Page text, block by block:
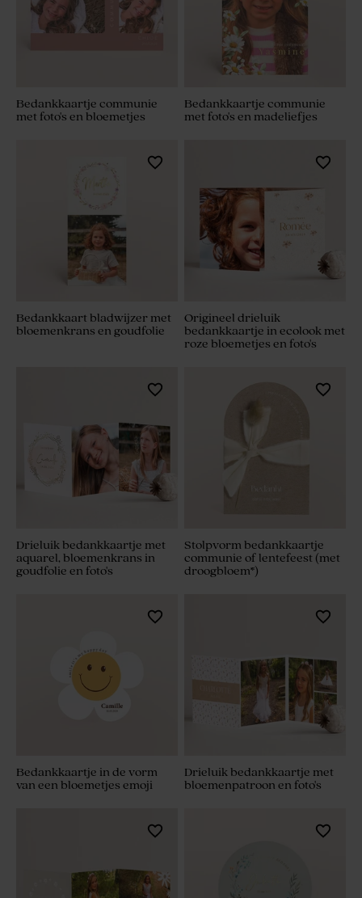
Bedankkaartje communie
met foto's en bloemetjes
Bedankkaartje communie
met foto's en madeliefjes
Bedankkaart bladwijzer met
bloemenkrans en goudfolie
Origineel drieluik
bedankkaartje in ecolook met
roze bloemetjes en foto's
Drieluik bedankkaartje met
aquarel, bloemenkrans in
goudfolie en foto's
Stolpvorm bedankkaartje
communie of lentefeest (met
droogbloem*)
Bedankkaartje in de vorm
van een bloemetjes emoji
Drieluik bedankkaartje met
bloemenpatroon en foto's